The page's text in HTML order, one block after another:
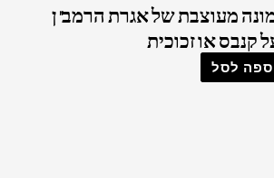
– תמונה מעוצבת של אגרת הרמב"ן
קנבס או זכוכית
לסל